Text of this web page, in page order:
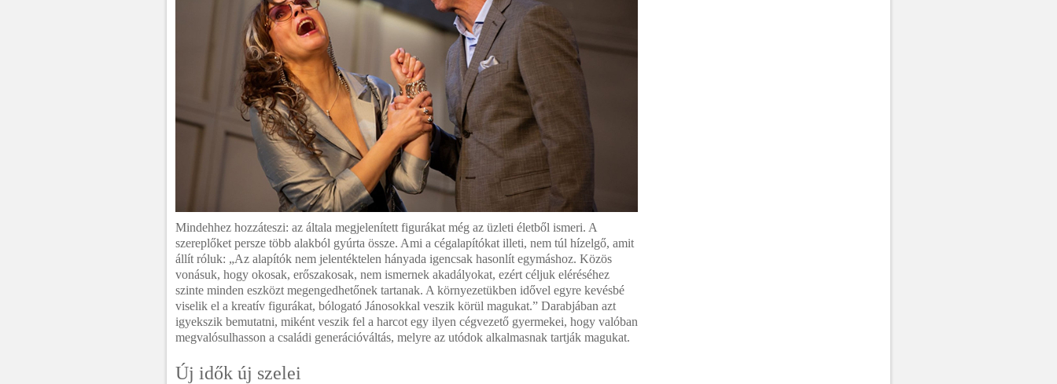
Mindehhez hozzáteszi: az általa megjelenített figurákat még az üzleti életből ismeri. A
szereplőket persze több alakból gyúrta össze. Ami a cégalapítókat illeti, nem túl hízelgő, amit
állít róluk: „Az alapítók nem jelentéktelen hányada igencsak hasonlít egymáshoz. Közös
vonásuk, hogy okosak, erőszakosak, nem ismernek akadályokat, ezért céljuk eléréséhez
szinte minden eszközt megengedhetőnek tartanak. A környezetükben idővel egyre kevésbé
viselik el a kreatív figurákat, bólogató Jánosokkal veszik körül magukat.” Darabjában azt
igyekszik bemutatni, miként veszik fel a harcot egy ilyen cégvezető gyermekei, hogy valóban
megvalósulhasson a családi generációváltás, melyre az utódok alkalmasnak tartják magukat.
Új idők új szelei